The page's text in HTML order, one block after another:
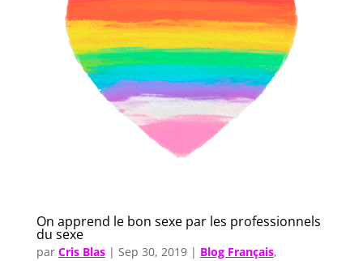
On apprend le bon sexe par les professionnels
du sexe
par Cris Blas| Sep 30, 2019| Blog Français,